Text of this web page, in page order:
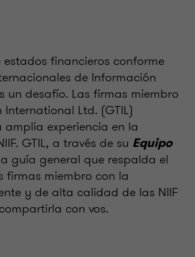
financieros conforme
de Información
un desafío. Las firmas miembro
Ltd. (GTIL)
experiencia en la
GTIL, a través de su Equipo
guía general que respalda el
firmas miembro con la
y de alta calidad de las NIIF
con vos.